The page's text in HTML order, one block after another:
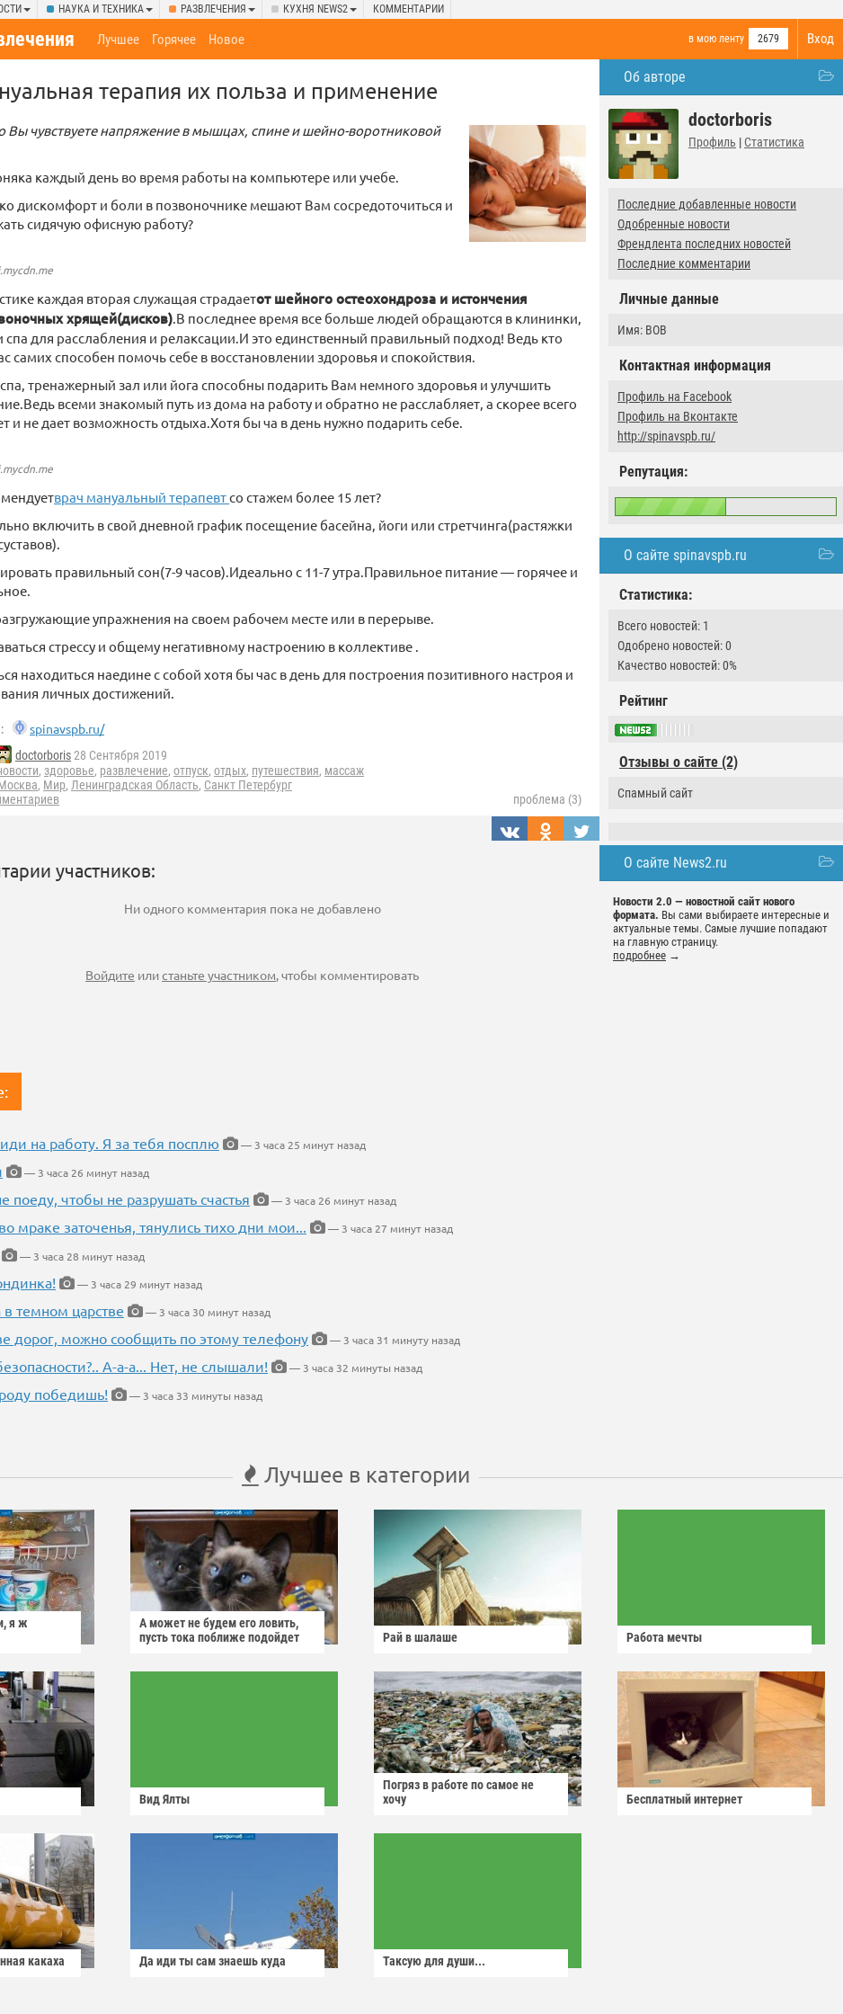
НАУКА И ТЕХНИКА РАЗВЛЕЧЕНИЯ КУХНЯ NEWS2 КОММЕНТАРИИ
Вход
в мою ленту 2679
Лучшее Горячее Новое
Об авторе
doctorboris
Профиль | Статистика
Последние добавленные новости
Одобренные новости
Френдлента последних новостей
Последние комментарии
Личные данные
Имя: BOB
Контактная информация
Профиль на Facebook
Профиль на Вконтакте
http://spinavspb.ru/
Репутация:
О сайте spinavspb.ru
Статистика:
Всего новостей: 1
Одобрено новостей: 0
Качество новостей: 0%
Рейтинг
Отзывы о сайте (2)
Спамный сайт
О сайте News2.ru
Новости 2.0 — новостной сайт нового
формата. Вы сами выбираете интересные и
актуальные темы. Самые лучшие попадают
на главную страницу.
подробнее →
терапия их польза и применение
Вы чувствуете напряжение в мышцах, спине и шейно-воротниковой
каждый день во время работы на компьютере или учебе.
дискомфорт и боли в позвоночнике мешают Вам сосредоточиться и
сидячую офисную работу?
каждая вторая служащая страдаетот шейного остеохондроза и истончения
хрящей(дисков).В последнее время все больше людей обращаются в клининки,
спа для расслабления и релаксации.И это единственный правильный подход! Ведь кто
самих способен помочь себе в восстановлении здоровья и спокойствия.
тренажерный зал или йога способны подарить Вам немного здоровья и улучшить
всеми знакомый путь из дома на работу и обратно не расслабляет, а скорее всего
и не дает возможность отдыха.Хотя бы ча в день нужно подарить себе.
врач мануальный терапевтсо cтажем более 15 лет?
включить в свой дневной график посещение басейна, йоги или стретчинга(растяжки
правильный сон(7-9 часов).Идеально с 11-7 утра.Правильное питание — горячее и
упражнения на своем рабочем месте или в перерыве.
стрессу и общему негативному настроению в коллективе .
находиться наедине с собой хотя бы час в день для построения позитивного настроя и
личных достижений.
spinavspb.ru/
doctorboris28 Сентября 2019
, здоровье, развлечение, отпуск, отдых, путешествия, массаж
, Мир, Ленинградская Область, Санкт Петербург
проблема (3)
участников:
Ни одного комментария пока не добавлено
Войдите илистаньте участником, чтобы комментировать
на работу. Я за тебя посплю
— 3 часа 25 минут назад
— 3 часа 26 минут назад
поеду, чтобы не разрушать счастья
— 3 часа 26 минут назад
мраке заточенья, тянулись тихо дни мои...
— 3 часа 27 минут назад
— 3 часа 28 минут назад
— 3 часа 29 минут назад
в темном царстве
— 3 часа 30 минут назад
дорог, можно сообщить по этому телефону
— 3 часа 31 минуту назад
А-а-а... Нет, не слышали!
— 3 часа 32 минуты назад
победишь! — 3 часа 33 минуты назад
Лучшее в категории
я ж
А может не будем его ловить,
пусть тока поближе подойдет
Рай в шалаше Работа мечты
Вид Ялты
Погряз в работе по самое не
хочу
Бесплатный интернет
какаха Да иди ты сам знаешь куда Таксую для души...